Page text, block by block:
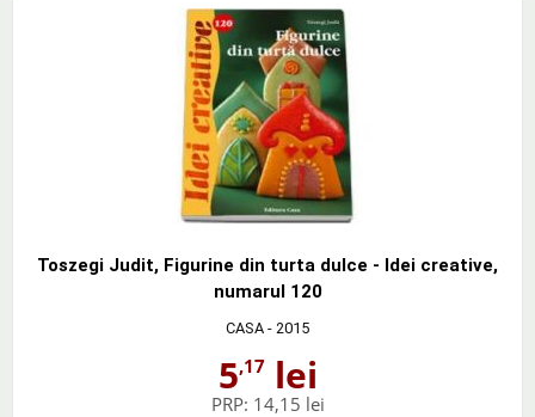
Toszegi Judit, Figurine din turta dulce - Idei creative,
numarul 120
CASA - 2015
5,17lei
PRP: 14,15 lei